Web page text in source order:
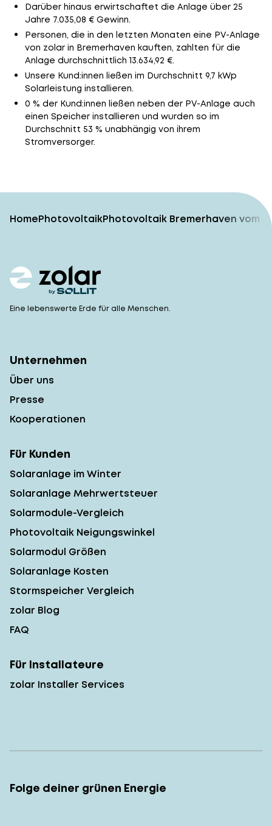
Darüber hinaus erwirtschaftet die Anlage über 25
Jahre 7.035,08 € Gewinn.
Personen, die in den letzten Monaten eine PV-Anlage
von zolar in Bremerhaven kauften, zahlten für die
Anlage durchschnittlich 13.634,92 €.
Unsere Kund:innen ließen im Durchschnitt 9,7 kWp
Solarleistung installieren.
0 % der Kund:innen ließen neben der PV-Anlage auch
einen Speicher installieren und wurden so im
Durchschnitt 53 % unabhängig von ihrem
Stromversorger.
HomePhotovoltaikPhotovoltaik Bremerhaven vom
Eine lebenswerte Erde für alle Menschen.
Unternehmen
Über uns
Presse
Kooperationen
Für Kunden
Solaranlage im Winter
Solaranlage Mehrwertsteuer
Solarmodule-Vergleich
Photovoltaik Neigungswinkel
Solarmodul Größen
Solaranlage Kosten
Stormspeicher Vergleich
zolar Blog
FAQ
Für Installateure
zolar Installer Services
Folge deiner grünen Energie